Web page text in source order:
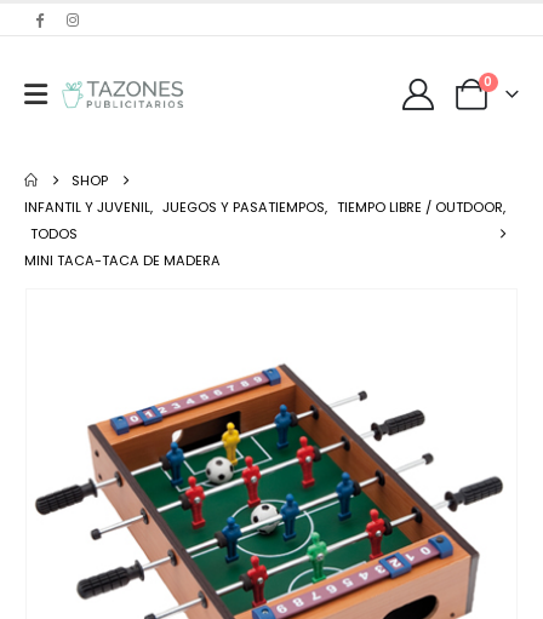
0
SHOP
INFANTIL Y JUVENIL, JUEGOS Y PASATIEMPOS, TIEMPO LIBRE / OUTDOOR,
TODOS
MINI TACA-TACA DE MADERA